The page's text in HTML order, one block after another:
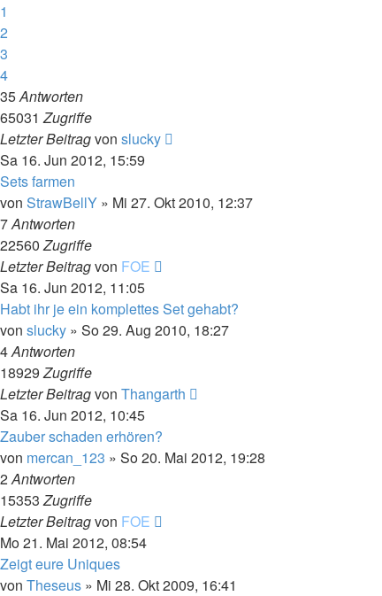
1
2
3
4
35Antworten
65031Zugriffe
Letzter Beitragvon slucky
Sa 16. Jun 2012, 15:59
Sets farmen
von StrawBellY » Mi 27. Okt 2010, 12:37
7Antworten
22560Zugriffe
Letzter Beitragvon FOE
Sa 16. Jun 2012, 11:05
Habt ihr je ein komplettes Set gehabt?
von slucky » So 29. Aug 2010, 18:27
4Antworten
18929Zugriffe
Letzter Beitragvon Thangarth
Sa 16. Jun 2012, 10:45
Zauber schaden erhören?
von mercan_123 » So 20. Mai 2012, 19:28
2Antworten
15353Zugriffe
Letzter Beitragvon FOE
Mo 21. Mai 2012, 08:54
Zeigt eure Uniques
von Theseus » Mi 28. Okt 2009, 16:41